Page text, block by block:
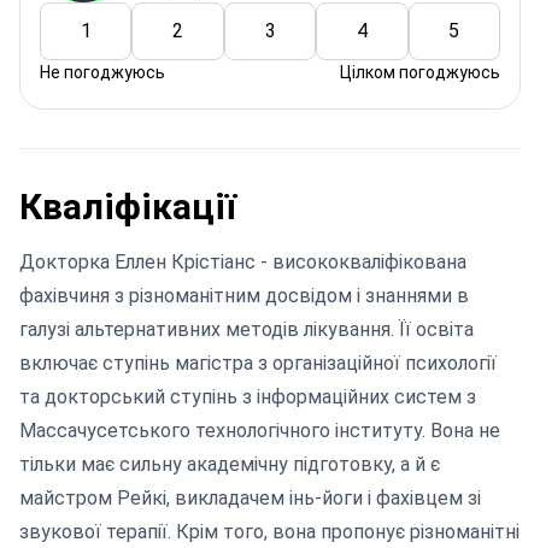
1 2 3 4 5
Не погоджуюсь Цілком погоджуюсь
Кваліфікації
Докторка Еллен Крістіанс - висококваліфікована
фахівчиня з різноманітним досвідом і знаннями в
галузі альтернативних методів лікування. Її освіта
включає ступінь магістра з організаційної психології
та докторський ступінь з інформаційних систем з
Массачусетського технологічного інституту. Вона не
тільки має сильну академічну підготовку, а й є
майстром Рейкі, викладачем інь-йоги і фахівцем зі
звукової терапії. Крім того, вона пропонує різноманітні